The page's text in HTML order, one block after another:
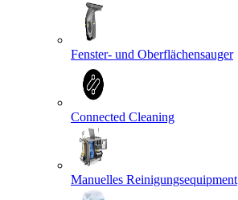
Fenster- und Oberflächensauger
Connected Cleaning
Manuelles Reinigungsequipment